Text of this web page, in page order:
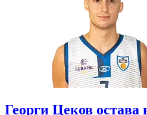
Георги Цеков остава